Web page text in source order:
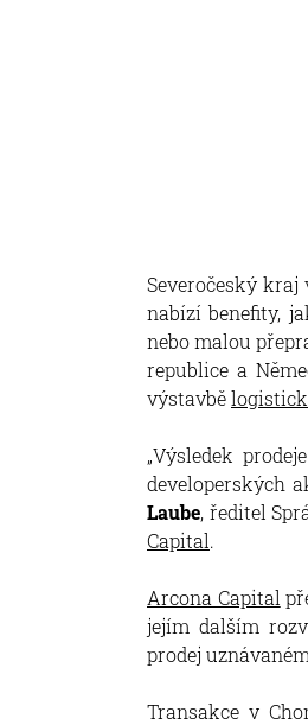
Severočeský
nabízí benefity,
nebo malou
republice a
výstavbě
„Výsledek
developerských
Laube, ředitel
Capital.
Arcona Capital
jejím dalším
prodej
Transakce v